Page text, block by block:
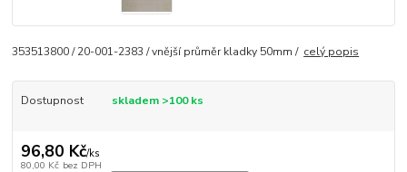
353513800 / 20-001-2383 / vnější průměr kladky 50mm / celý popis
Dostupnost skladem >100 ks
96,80 Kč/ks
80,00 Kč bez DPH